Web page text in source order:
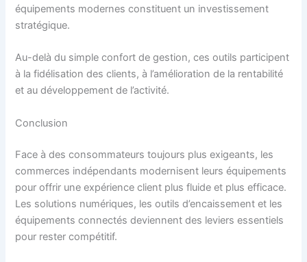
équipements modernes constituent un investissement
stratégique.
Au-delà du simple confort de gestion, ces outils participent
à la fidélisation des clients, à l’amélioration de la rentabilité
et au développement de l’activité.
Conclusion
Face à des consommateurs toujours plus exigeants, les
commerces indépendants modernisent leurs équipements
pour offrir une expérience client plus fluide et plus efficace.
Les solutions numériques, les outils d’encaissement et les
équipements connectés deviennent des leviers essentiels
pour rester compétitif.